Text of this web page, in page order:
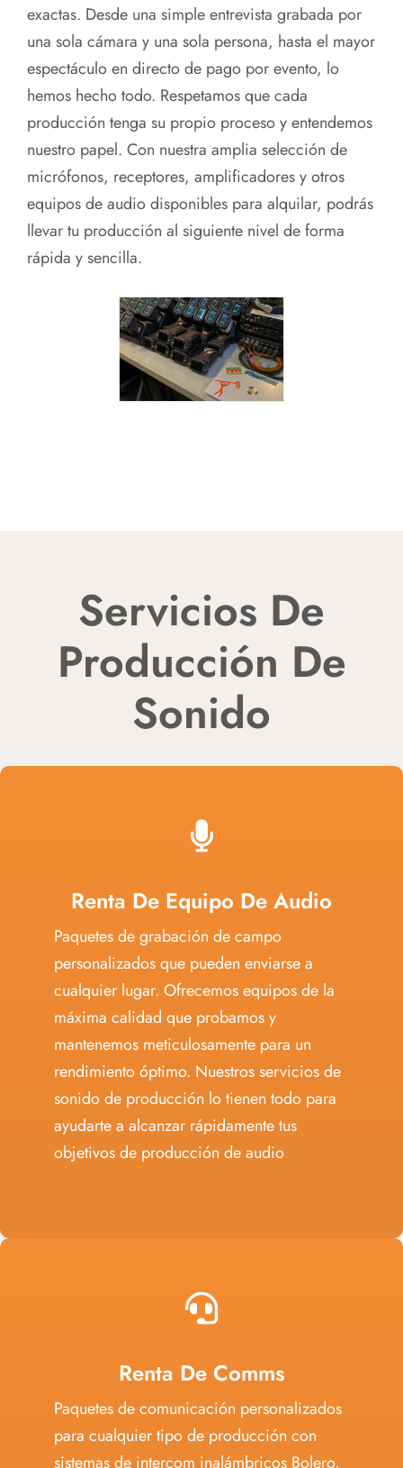
exactas. Desde una simple entrevista grabada por
una sola cámara y una sola persona, hasta el mayor
espectáculo en directo de pago por evento, lo
hemos hecho todo. Respetamos que cada
producción tenga su propio proceso y entendemos
nuestro papel. Con nuestra amplia selección de
micrófonos, receptores, amplificadores y otros
equipos de audio disponibles para alquilar, podrás
llevar tu producción al siguiente nivel de forma
rápida y sencilla.
Servicios De
Producción De
Sonido
Renta De Equipo De Audio
Paquetes de grabación de campo
personalizados que pueden enviarse a
cualquier lugar. Ofrecemos equipos de la
máxima calidad que probamos y
mantenemos meticulosamente para un
rendimiento óptimo. Nuestros servicios de
sonido de producción lo tienen todo para
ayudarte a alcanzar rápidamente tus
objetivos de producción de audio
Renta De Comms
Paquetes de comunicación personalizados
para cualquier tipo de producción con
sistemas de intercom inalámbricos Bolero,